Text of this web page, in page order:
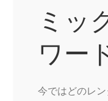
ミッ
ワー
今ではどのレ